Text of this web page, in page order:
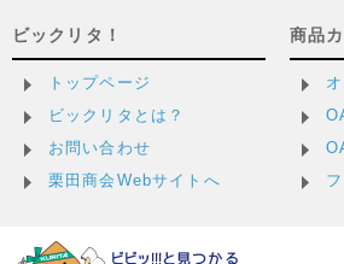
ビックリタ！
トップページ
ビックリタとは？
お問い合わせ
栗田商会Webサイトへ
商品